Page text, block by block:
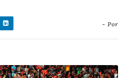
- Por